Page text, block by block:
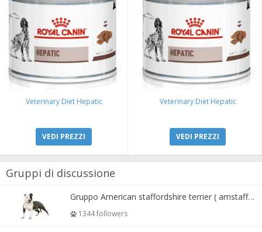
Veterinary Diet Hepatic
VEDI PREZZI
Veterinary Diet Hepatic
VEDI PREZZI
Gruppi di discussione
Gruppo American staffordshire terrier ( amstaff, amastaff )
1344 followers